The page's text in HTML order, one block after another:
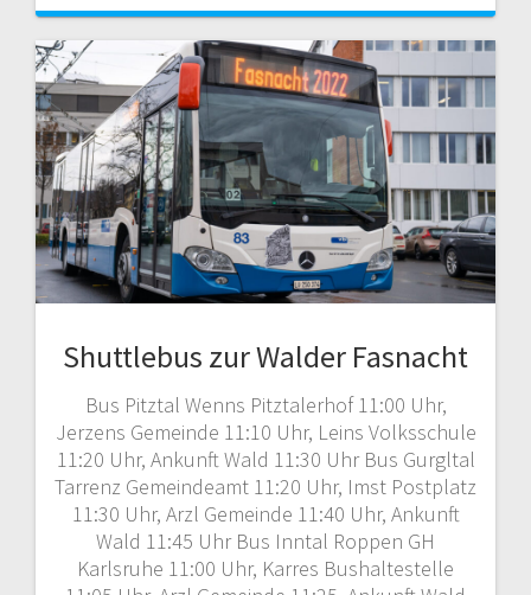
Shuttlebus zur Walder Fasnacht
Bus Pitztal Wenns Pitztalerhof 11:00 Uhr,
Jerzens Gemeinde 11:10 Uhr, Leins Volksschule
11:20 Uhr, Ankunft Wald 11:30 Uhr Bus Gurgltal
Tarrenz Gemeindeamt 11:20 Uhr, Imst Postplatz
11:30 Uhr, Arzl Gemeinde 11:40 Uhr, Ankunft
Wald 11:45 Uhr Bus Inntal Roppen GH
Karlsruhe 11:00 Uhr, Karres Bushaltestelle